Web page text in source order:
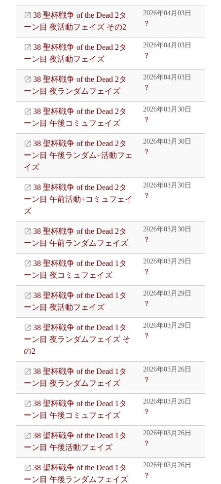
38 聖杯戦争 of the Dead 2タ
ーン目 夜活動フェイズ その2
2026年04月03日
？
38 聖杯戦争 of the Dead 2タ
ーン目 夜活動フェイズ
2026年04月03日
？
38 聖杯戦争 of the Dead 2タ
ーン目 夜ランダムフェイズ
2026年04月03日
？
38 聖杯戦争 of the Dead 2タ
ーン目 午後コミュフェイズ
2026年03月30日
？
38 聖杯戦争 of the Dead 2タ
ーン目 午後ランダム+活動フェ
イズ
2026年03月30日
？
38 聖杯戦争 of the Dead 2タ
ーン目 午前活動+コミュフェイ
ズ
2026年03月30日
？
38 聖杯戦争 of the Dead 2タ
ーン目 午前ランダムフェイズ
2026年03月30日
？
38 聖杯戦争 of the Dead 1タ
ーン目 夜コミュフェイズ
2026年03月29日
？
38 聖杯戦争 of the Dead 1タ
ーン目 夜活動フェイズ
2026年03月29日
？
38 聖杯戦争 of the Dead 1タ
ーン目 夜ランダムフェイズ そ
の2
2026年03月29日
？
38 聖杯戦争 of the Dead 1タ
ーン目 夜ランダムフェイズ
2026年03月26日
？
38 聖杯戦争 of the Dead 1タ
ーン目 午後コミュフェイズ
2026年03月26日
？
38 聖杯戦争 of the Dead 1タ
ーン目 午後活動フェイズ
2026年03月26日
？
38 聖杯戦争 of the Dead 1タ
ーン目 午後ランダムフェイズ
2026年03月26日
？